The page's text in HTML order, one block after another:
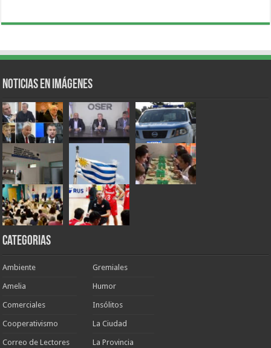
Noticias en Imágenes
Categorias
Ambiente
Amelia
Comerciales
Cooperativismo
Correo de Lectores
Gremiales
Humor
Insólitos
La Ciudad
La Provincia